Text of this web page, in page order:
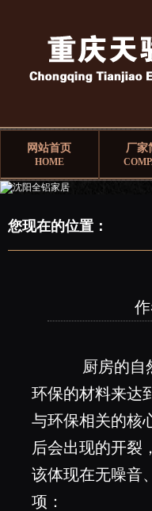
网站首页
HOME
厂家
您现在的位置：
厨房的自然
环保的材料来达
与环保相关的核
后会出现的开裂
该体现在无噪音
项：